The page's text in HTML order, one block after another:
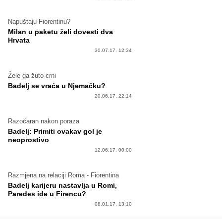
Napuštaju Fiorentinu?
Milan u paketu želi dovesti dva
Hrvata
30.07.17. 12:34
Žele ga žuto-crni
Badelj se vraća u Njemačku?
20.06.17. 22:14
Razočaran nakon poraza
Badelj: Primiti ovakav gol je
neoprostivo
12.06.17. 00:00
Razmjena na relaciji Roma - Fiorentina
Badelj karijeru nastavlja u Romi,
Paredes ide u Firencu?
08.01.17. 13:10